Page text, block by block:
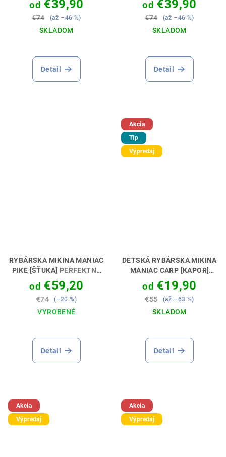
MUŠKÁRA 🎣🎁
od €39,90
€74 (až –46 %)
SKLADOM
Detail
PRÍVLAČIARA 🎣🎁
od €39,90
€74 (až –46 %)
SKLADOM
hodnotenie
produktu
Detail
RYBÁRSKA MIKINA MANIAC
PIKE [ŠŤUKA] PERFEKTNÝ
DARČEK PRE LOVCA 🎯🎁
od €59,20
€74 (–20 %)
VYROBENÉ
hodnotenie
produktu
Detail
Akcia
Tip
Výpredaj
DETSKÁ RYBÁRSKA MIKINA
MANIAC CARP [KAPOR]
PERFEKTNÝ DARČEK PRE
MALÉHO KAPRÁRA🎁💝
od €19,90
€55 (až –63 %)
SKLADOM
hodnotenie
produktu
Detail
Akcia
Výpredaj
Akcia
Výpredaj